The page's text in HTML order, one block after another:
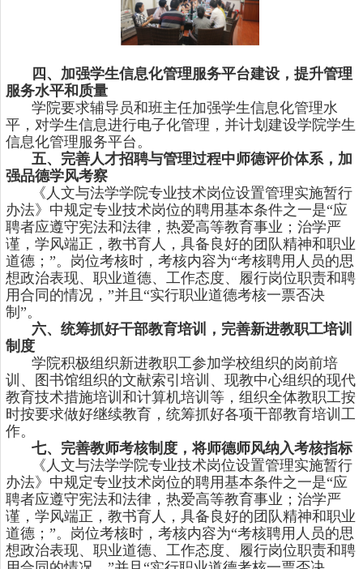
四、加强学生信息化管理服务平台建设，提升管理
服务水平和质量
学院要求辅导员和班主任加强学生信息化管理水
平，对学生信息进行电子化管理，并计划建设学院学生
信息化管理服务平台。
五、完善人才招聘与管理过程中师德评价体系，加
强品德学风考察
《人文与法学学院专业技术岗位设置管理实施暂行
办法》中规定专业技术岗位的聘用基本条件之一是“应
聘者应遵守宪法和法律，热爱高等教育事业；治学严
谨，学风端正，教书育人，具备良好的团队精神和职业
道德；”。岗位考核时，考核内容为“考核聘用人员的思
想政治表现、职业道德、工作态度、履行岗位职责和聘
用合同的情况，”并且“实行职业道德考核一票否决
制”。
六、统筹抓好干部教育培训，完善新进教职工培训
制度
学院积极组织新进教职工参加学校组织的岗前培
训、图书馆组织的文献索引培训、现教中心组织的现代
教育技术措施培训和计算机培训等，组织全体教职工按
时按要求做好继续教育，统筹抓好各项干部教育培训工
作。
七、完善教师考核制度，将师德师风纳入考核指标
《人文与法学学院专业技术岗位设置管理实施暂行
办法》中规定专业技术岗位的聘用基本条件之一是“应
聘者应遵守宪法和法律，热爱高等教育事业；治学严
谨，学风端正，教书育人，具备良好的团队精神和职业
道德；”。岗位考核时，考核内容为“考核聘用人员的思
想政治表现、职业道德、工作态度、履行岗位职责和聘